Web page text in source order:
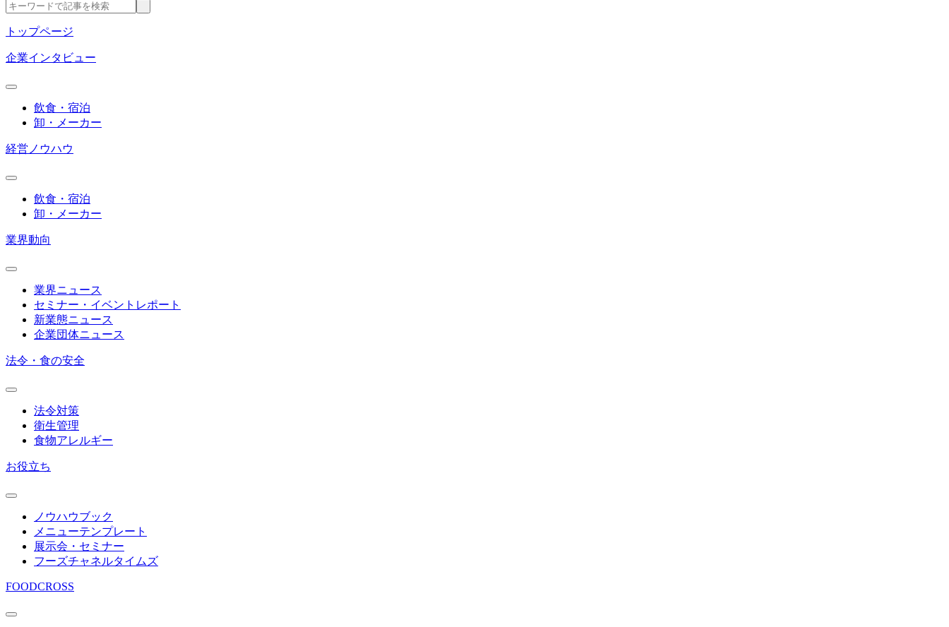
トップページ
企業インタビュー
飲食・宿泊
卸・メーカー
経営ノウハウ
飲食・宿泊
卸・メーカー
業界動向
業界ニュース
セミナー・イベントレポート
新業態ニュース
企業団体ニュース
法令・食の安全
法令対策
衛生管理
食物アレルギー
お役立ち
ノウハウブック
メニューテンプレート
展示会・セミナー
フーズチャネルタイムズ
FOODCROSS